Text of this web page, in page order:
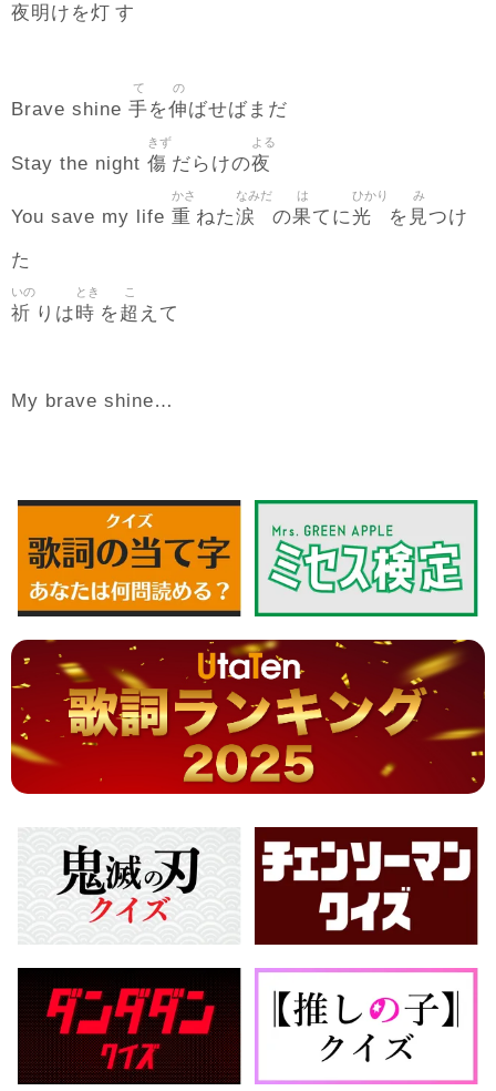
夜明 けを灯 す
Brave shine 手
て
を伸
の
ばせばまだ
Stay the night 傷
きず
だらけの夜
よる
You save my life 重
かさ
ねた涙
なみだ
の果
は
てに光
ひかり
を 見
み
つけ
た
祈
いの
りは時
とき
を超
こ
えて
My brave shine…